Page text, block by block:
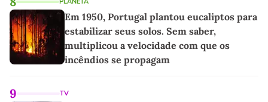
Em 1950, Portugal plantou eucaliptos para
estabilizar seus solos. Sem saber,
multiplicou a velocidade com que os
incêndios se propagam
9 TV